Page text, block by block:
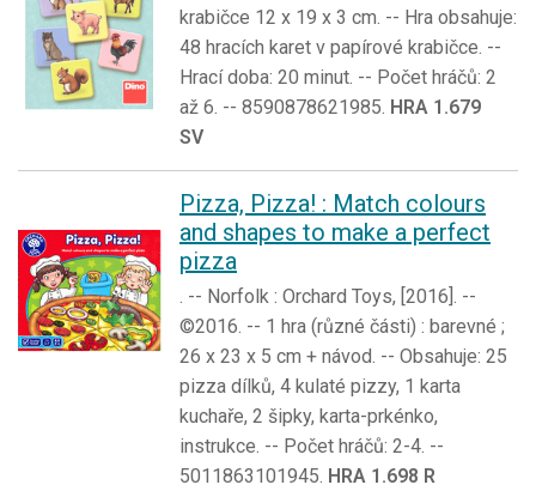
krabičce 12 x 19 x 3 cm. -- Hra obsahuje:
48 hracích karet v papírové krabičce. --
Hrací doba: 20 minut. -- Počet hráčů: 2
až 6. -- 8590878621985. HRA 1.679
SV
Pizza, Pizza! : Match colours
and shapes to make a perfect
pizza
. -- Norfolk : Orchard Toys, [2016]. --
©2016. -- 1 hra (různé části) : barevné ;
26 x 23 x 5 cm + návod. -- Obsahuje: 25
pizza dílků, 4 kulaté pizzy, 1 karta
kuchaře, 2 šipky, karta-prkénko,
instrukce. -- Počet hráčů: 2-4. --
5011863101945. HRA 1.698 R